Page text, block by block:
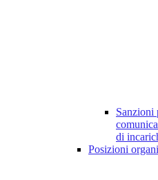
Sanzioni
di
Posizioni